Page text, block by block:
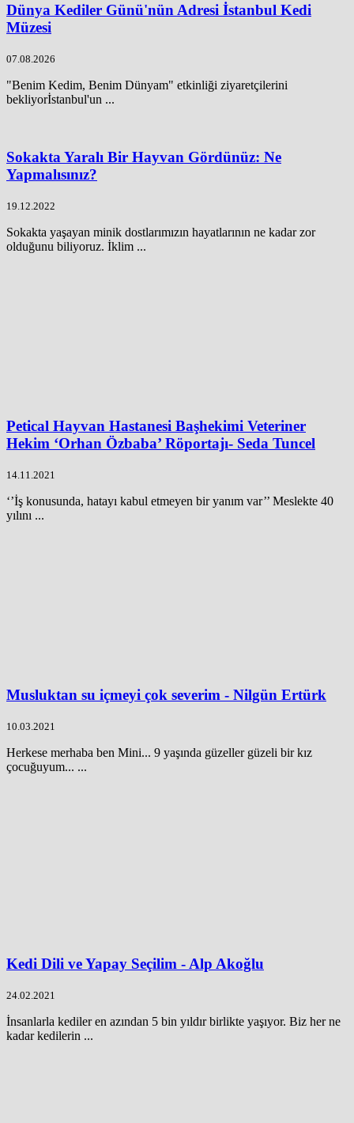
Dünya Kediler Günü'nün Adresi İstanbul Kedi
Müzesi
07.08.2026
"Benim Kedim, Benim Dünyam" etkinliği ziyaretçilerini
bekliyorİstanbul'un ...
Sokakta Yaralı Bir Hayvan Gördünüz: Ne
Yapmalısınız?
19.12.2022
Sokakta yaşayan minik dostlarımızın hayatlarının ne kadar zor
olduğunu biliyoruz. İklim ...
Petical Hayvan Hastanesi Başhekimi Veteriner
Hekim ‘Orhan Özbaba’ Röportajı- Seda Tuncel
14.11.2021
‘’İş konusunda, hatayı kabul etmeyen bir yanım var’’ Meslekte 40
yılını ...
Musluktan su içmeyi çok severim - Nilgün Ertürk
10.03.2021
Herkese merhaba ben Mini... 9 yaşında güzeller güzeli bir kız
çocuğuyum... ...
Kedi Dili ve Yapay Seçilim - Alp Akoğlu
24.02.2021
İnsanlarla kediler en azından 5 bin yıldır birlikte yaşıyor. Biz her ne
kadar kedilerin ...